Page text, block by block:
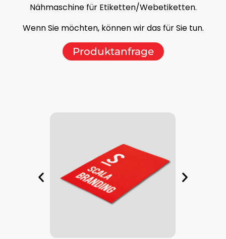
Nähmaschine für Etiketten/Webetiketten.
Wenn Sie möchten, können wir das für Sie tun.
Produktanfrage